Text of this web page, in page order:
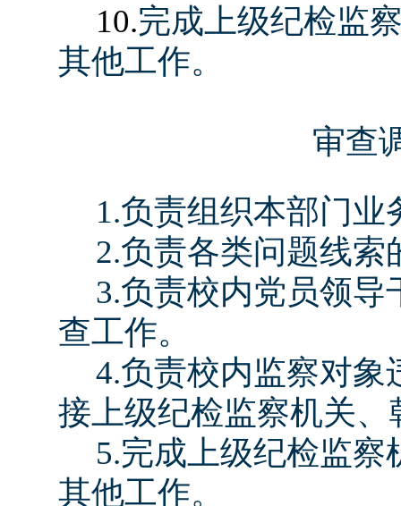
10.完成上级纪检监
其他工作。
审查
1.负责组织本部门业
2.负责各类问题线索
3.负责校内党员领导
查工作。
4.负责校内监察对象
接上级纪检监察机关
5.完成上级纪检监察
其他工作。